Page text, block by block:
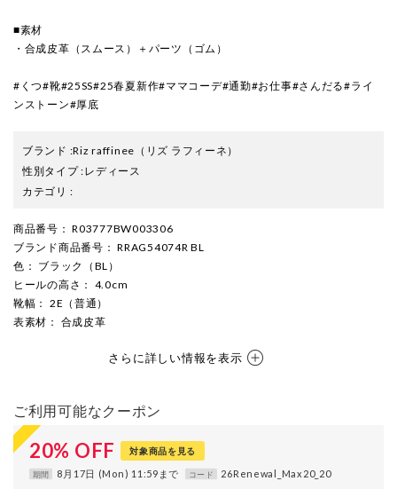
■素材
・合成皮革（スムース）＋パーツ（ゴム）
#くつ#靴#25SS#25春夏新作#ママコーデ#通勤#お仕事#さんだる#ライ
ンストーン#厚底
ブランド :Riz raffinee （リズ ラフィーネ）
性別タイプ:レディース
カテゴリ :
商品番号 ： R03777BW003306
ブランド商品番号 ： RRAG54074R BL
色 ： ブラック（BL）
ヒールの高さ ： 4.0cm
靴幅 ： 2E（普通）
表素材 ： 合成皮革
さらに詳しい情報を表示
ご利用可能なクーポン
20% OFF 対象商品を見る
期間 8月17日 (Mon) 11:59まで コード 26Renewal_Max20_20